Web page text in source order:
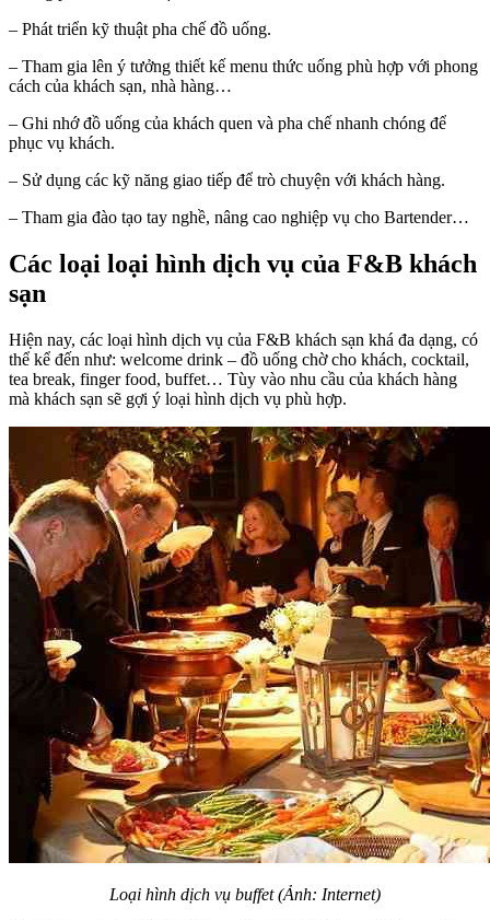
– Phát triển kỹ thuật pha chế đồ uống.
– Tham gia lên ý tưởng thiết kế menu thức uống phù hợp với phong
cách của khách sạn, nhà hàng…
– Ghi nhớ đồ uống của khách quen và pha chế nhanh chóng để
phục vụ khách.
– Sử dụng các kỹ năng giao tiếp để trò chuyện với khách hàng.
– Tham gia đào tạo tay nghề, nâng cao nghiệp vụ cho Bartender…
Các loại loại hình dịch vụ của F&B khách
sạn
Hiện nay, các loại hình dịch vụ của F&B khách sạn khá đa dạng, có
thể kể đến như: welcome drink – đồ uống chờ cho khách, cocktail,
tea break, finger food, buffet… Tùy vào nhu cầu của khách hàng
mà khách sạn sẽ gợi ý loại hình dịch vụ phù hợp.
Loại hình dịch vụ buffet (Ảnh: Internet)